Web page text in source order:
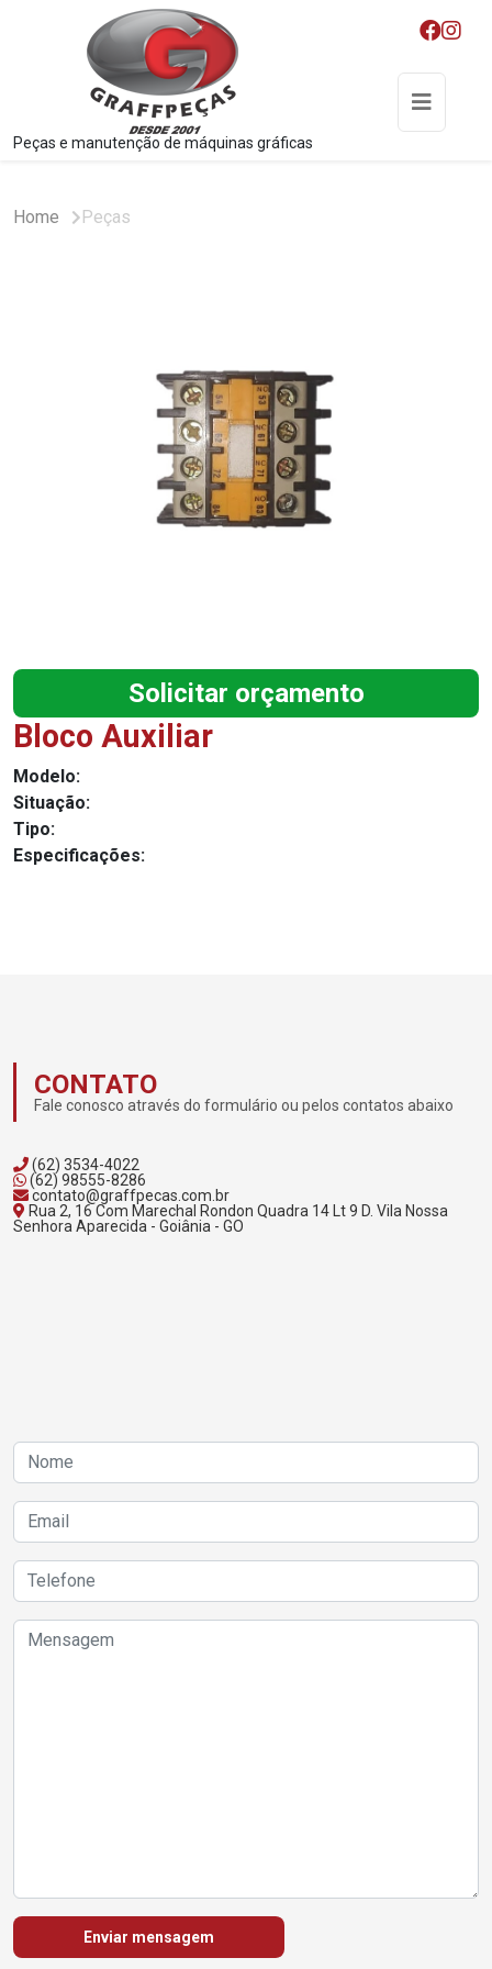
Peças e manutenção de máquinas gráficas
Home Peças
Solicitar orçamento
Bloco Auxiliar
Modelo:
Situação:
Tipo:
Especificações:
CONTATO
Fale conosco através do formulário ou pelos contatos abaixo
(62) 3534-4022
(62) 98555-8286
contato@graffpecas.com.br
Rua 2, 16 Com Marechal Rondon Quadra 14 Lt 9 D. Vila Nossa
Senhora Aparecida - Goiânia - GO